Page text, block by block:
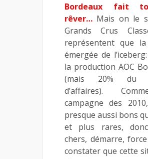
Bordeaux fait
rêver… Mais on le
Grands Crus
représentent que
émergée de
la production AOC
(mais 20% du
d’affaires).
campagne des
presque aussi bons
et plus rares,
chers, démarre,
constater que cette